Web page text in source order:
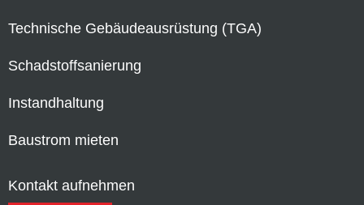
Technische Gebäudeausrüstung (TGA)
Schadstoffsanierung
Instandhaltung
Baustrom mieten
Kontakt aufnehmen